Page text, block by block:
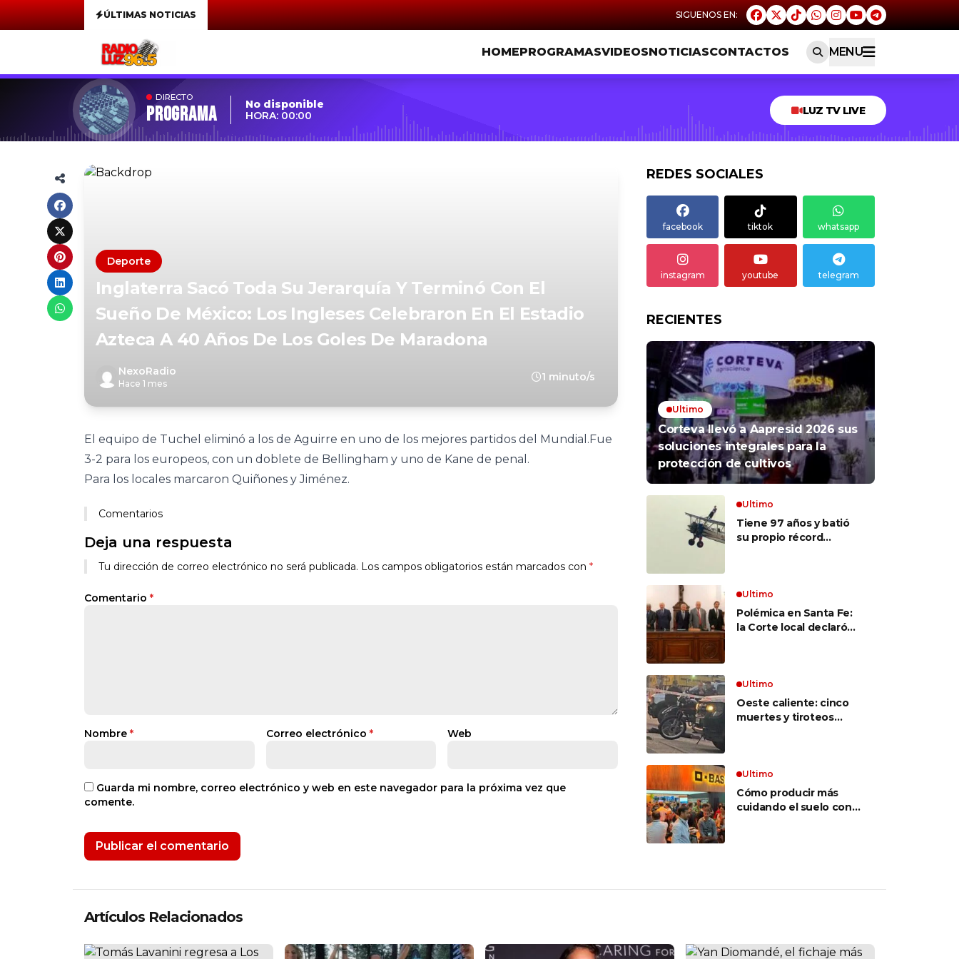
ÚLTIMAS NOTICIAS
HOMEPROGRAMASVIDEOSNOTICIASCONTACTOS MENU
DIRECTO
Programa
No disponible
HORA: 00:00
LUZ TV LIVE
Deporte
Inglaterra Sacó Toda Su Jerarquía Y Terminó Con El
Sueño De México: Los Ingleses Celebraron En El Estadio
Azteca A 40 Años De Los Goles De Maradona
NexoRadio
Hace 1 mes
1 minuto/s
El equipo de Tuchel eliminó a los de Aguirre en uno de los mejores partidos del Mundial.Fue
3-2 para los europeos, con un doblete de Bellingham y uno de Kane de penal.
Para los locales marcaron Quiñones y Jiménez.
Comentarios
Deja una respuesta
Tu dirección de correo electrónico no será publicada. Los campos obligatorios están marcados con *
Comentario *
Nombre * Correo electrónico * Web
Guarda mi nombre, correo electrónico y web en este navegador para la próxima vez que
comente.
REDES SOCIALES
facebook tiktok whatsapp
instagram youtube telegram
RECIENTES
Ultimo
Corteva llevó a Aapresid 2026 sus
soluciones integrales para la
protección de cultivos
Ultimo
Tiene 97 años y batió
su propio récord
sobre las alas de un
avión en movimiento:
«Las palabras ‘no
Ultimo
Polémica en Santa Fe:
la Corte local declaró
haberes de $ 18
millones
Ultimo
Oeste caliente: cinco
muertes y tiroteos
Ultimo
Cómo producir más
cuidando el suelo con
Artículos Relacionados